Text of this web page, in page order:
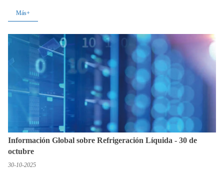
Más+
Información Global sobre Refrigeración Líquida - 30 de
octubre
30-10-2025